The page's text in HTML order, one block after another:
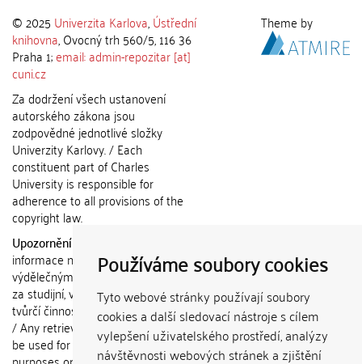
Používáme soubory cookies
Tyto webové stránky používají soubory
cookies a další sledovací nástroje s cílem
vylepšení uživatelského prostředí, analýzy
návštěvnosti webových stránek a zjištění
© 2025 Univerzita Karlova,Ústřední
knihovna, Ovocný trh 560/5, 116 36
Praha 1;email: admin-repozitar [at]
cuni.cz
Za dodržení všech ustanovení
autorského zákona jsou
zodpovědné jednotlivé složky
Univerzity Karlovy. / Each
constituent part of Charles
University is responsible for
adherence to all provisions of the
copyright law.
Upozornění / Notice:
informace nemohou být použity k
výdělečným účelům nebo vydávány
za studijní, vědeckou nebo jinou
tvůrčí činnost jiné osoby než autora.
/ Any retrieved information shall not
be used for any commercial
Theme by